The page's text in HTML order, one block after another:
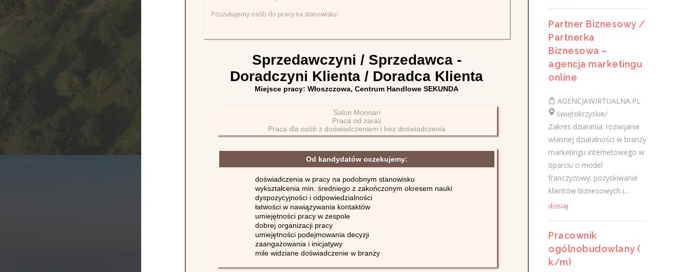
17.00- praca na...
wczoraj
Wulkanizator
"SERVISGUM"Spółka z o.o.
świętokrzyskie/ Sandomierz
- wymiana opon- naprawa opon-
wyważanie kół- praca w godz. 8.00-16.00
Wymagania konieczne: Uprawnienia:
Prawo jazdy kat. B Wymagania inne: -
prawo jazdy...
Pomocnik tynkarza (m/k)
TYNK-BUD Piotr Musiał
Poszukujemy osób do pracy na stanowisku:
Sprzedawczyni / Sprzedawca -
Doradczyni Klienta / Doradca Klienta
Miejsce pracy: Włoszczowa, Centrum Handlowe SEKUNDA
Salon Monnari
Praca od zaraz
Praca dla osób z doświadczeniem i bez doświadczenia
Od kandydatów oczekujemy:
doświadczenia w pracy na podobnym stanowisku
wykształcenia min. średniego z zakończonym okresem nauki
dyspozycyjności i odpowiedzialności
łatwości w nawiązywania kontaktów
umiejętności pracy w zespole
dobrej organizacji pracy
umiejętności podejmowania decyzji
zaangażowania i inicjatywy
mile widziane doświadczenie w branży
Partner Biznesowy /
Partnerka
Biznesowa –
agencja marketingu
online
AGENCJAWIRTUALNA.PL
świętokrzyskie/
Zakres działania: rozwijanie
własnej działalności w branży
marketingu internetowego w
oparciu o model
franczyzowy; pozyskiwanie
klientów biznesowych i...
dzisiaj
Pracownik
ogólnobudowlany (
k/m)